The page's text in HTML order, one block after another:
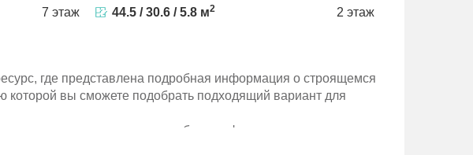
7 этаж 44.5 / 30.6 / 5.8 м2 2 этаж
где представлена подробная информация о строящемся
вы сможете подобрать подходящий вариант для
где представлена подробная информация о строящемся
вы сможете подобрать подходящий вариант для